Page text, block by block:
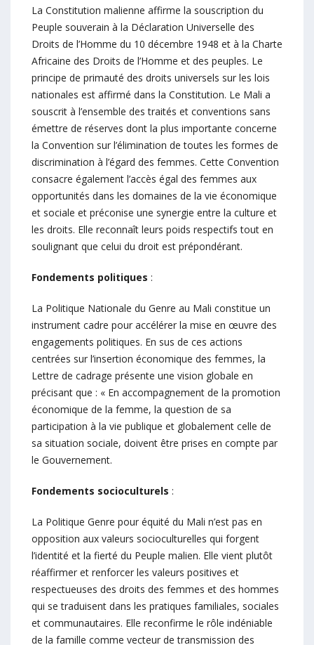
La Constitution malienne affirme la souscription du
Peuple souverain à la Déclaration Universelle des
Droits de l’Homme du 10 décembre 1948 et à la Charte
Africaine des Droits de l’Homme et des peuples. Le
principe de primauté des droits universels sur les lois
nationales est affirmé dans la Constitution. Le Mali a
souscrit à l’ensemble des traités et conventions sans
émettre de réserves dont la plus importante concerne
la Convention sur l’élimination de toutes les formes de
discrimination à l’égard des femmes. Cette Convention
consacre également l’accès égal des femmes aux
opportunités dans les domaines de la vie économique
et sociale et préconise une synergie entre la culture et
les droits. Elle reconnaît leurs poids respectifs tout en
soulignant que celui du droit est prépondérant.
Fondements politiques :
La Politique Nationale du Genre au Mali constitue un
instrument cadre pour accélérer la mise en œuvre des
engagements politiques. En sus de ces actions
centrées sur l’insertion économique des femmes, la
Lettre de cadrage présente une vision globale en
précisant que : « En accompagnement de la promotion
économique de la femme, la question de sa
participation à la vie publique et globalement celle de
sa situation sociale, doivent être prises en compte par
le Gouvernement.
Fondements socioculturels :
La Politique Genre pour équité du Mali n’est pas en
opposition aux valeurs socioculturelles qui forgent
l’identité et la fierté du Peuple malien. Elle vient plutôt
réaffirmer et renforcer les valeurs positives et
respectueuses des droits des femmes et des hommes
qui se traduisent dans les pratiques familiales, sociales
et communautaires. Elle reconfirme le rôle indéniable
de la famille comme vecteur de transmission des